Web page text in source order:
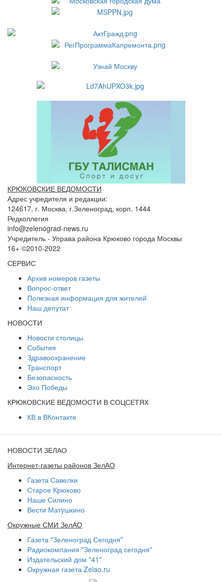
КРЮКОВСКИЕ ВЕДОМОСТИ
Адрес учредителя и редакции:
124617, г. Москва, г.Зеленоград, корп. 1444
Редколлегия
info@zelenograd-news.ru
Учредитель - Управа района Крюково города Москвы
16+ ©2010-2022
СЕРВИС
Архив номеров газеты
Вопрос-ответ
Полезная информация для жителей
Наш депутат
НОВОСТИ
Новости столицы
События
Здравоохранение
Транспорт
Безопасность
Эхо Победы
КРЮКОВСКИЕ ВЕДОМОСТИ В СОЦСЕТЯХ
КВ в ВКонтакте
НОВОСТИ ЗЕЛАО
Интернет-газеты районов ЗелАО
Газета Савелки
Старое Крюково
Наше Силино
Вести Матушкино
Окружные СМИ ЗелАО
Газета "Зеленоград Сегодня"
Радиокомпания "Зеленоград сегодня"
Издательский дом "41"
Окружная газета Zelao.ru